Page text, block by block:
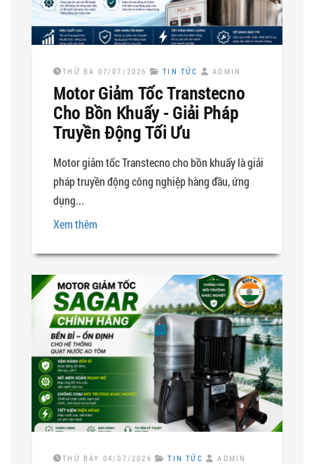
THỨ BA 07/07/2026 TIN TỨC ADMIN
Motor Giảm Tốc Transtecno
Cho Bồn Khuấy - Giải Pháp
Truyền Động Tối Ưu
Motor giảm tốc Transtecno cho bồn khuấy là giải
pháp truyền động công nghiệp hàng đầu, ứng
dụng...
Xem thêm
THỨ BẢY 04/07/2026 TIN TỨC ADMIN